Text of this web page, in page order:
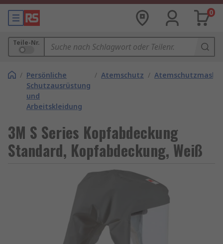
0
Teile-Nr.
/ Persönliche
Schutzausrüstung
und
Arbeitskleidung
/ Atemschutz /
3M S Series Kopfabdeckung
Standard, Kopfabdeckung, Weiß